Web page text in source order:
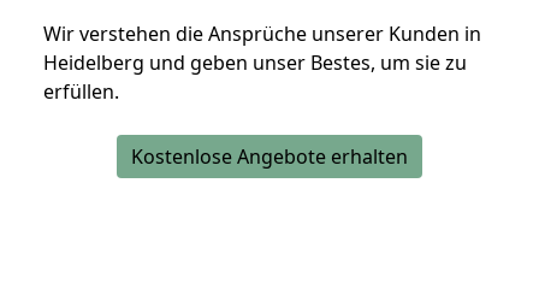
Wir verstehen die Ansprüche unserer Kunden in
Heidelberg und geben unser Bestes, um sie zu
erfüllen.
Kostenlose Angebote erhalten